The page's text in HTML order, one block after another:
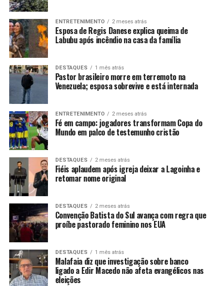
ENTRETENIMENTO 2 meses atrás
Esposa de Regis Danese explica queima de
Labubu após incêndio na casa da família
DESTAQUES 1 mês atrás
Pastor brasileiro morre em terremoto na
Venezuela; esposa sobrevive e está internada
ENTRETENIMENTO 2 meses atrás
Fé em campo: jogadores transformam Copa do
Mundo em palco de testemunho cristão
DESTAQUES 2 meses atrás
Fiéis aplaudem após igreja deixar a Lagoinha e
retomar nome original
DESTAQUES 2 meses atrás
Convenção Batista do Sul avança com regra que
proíbe pastorado feminino nos EUA
DESTAQUES 1 mês atrás
Malafaia diz que investigação sobre banco
ligado a Edir Macedo não afeta evangélicos nas
eleições